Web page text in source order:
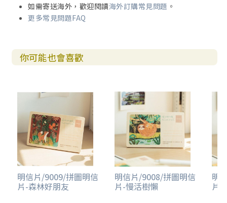
如需寄送海外，歡迎閱讀海外訂購常見問題 。
更多常見問題FAQ
你可能也會喜歡
明信片/9009/拼圖明信
片-森林好朋友
明信片/9008/拼圖明信
片-慢活樹懶
明
片-